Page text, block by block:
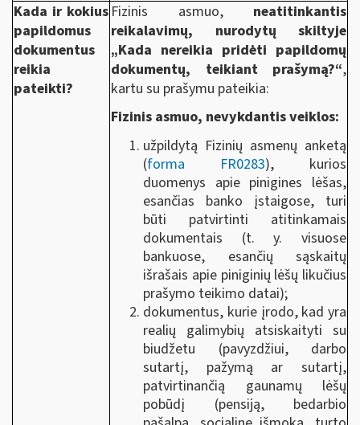
Kada ir kokius
papildomus
dokumentus
reikia
pateikti?
Fizinis asmuo, neatitinkantis
reikalavimų, nurodytų skiltyje
„Kada nereikia pridėti papildomų
dokumentų, teikiant prašymą?“,
kartu su prašymu pateikia:
Fizinis asmuo, nevykdantis veiklos:
užpildytą Fizinių asmenų anketą
(forma FR0283), kurios
duomenys apie pinigines lėšas,
esančias banko įstaigose, turi
būti patvirtinti atitinkamais
dokumentais (t. y. visuose
bankuose, esančių sąskaitų
išrašais apie piniginių lėšų likučius
prašymo teikimo datai);
dokumentus, kurie įrodo, kad yra
realių galimybių atsiskaityti su
biudžetu (pavyzdžiui, darbo
sutartį, pažymą ar sutartį,
patvirtinančią gaunamų lėšų
pobūdį (pensiją, bedarbio